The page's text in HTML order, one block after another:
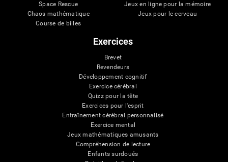
Space Rescue
Chaos mathématique
Course de billes
Jeux en ligne pour la mémoire
Jeux pour le cerveau
Exercices
Brevet
Revendeurs
Développement cognitif
Exercice cérébral
Quizz pour la tête
Exercices pour l'esprit
Entraînement cérébral personnalisé
Exercice mental
Jeux mathématiques amusants
Compréhension de lecture
Enfants surdoués